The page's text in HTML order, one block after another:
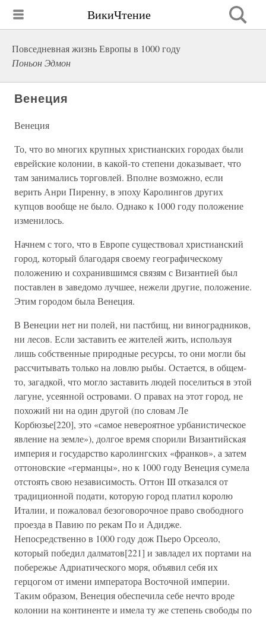
ВикиЧтение
Повседневная жизнь Европы в 1000 году
Поньон Эдмон
Венеция
Венеция
То, что во многих крупных христианских городах были
еврейские колонии, в какой-то степени доказывает, что
там занимались торговлей. Вполне возможно, если
верить Анри Пиренну, в эпоху Каролингов других
купцов вообще не было. Однако к 1000 году положение
изменилось.
Начнем с того, что в Европе существовал христианский
город, который благодаря своему географическому
положению и сохранившимся связям с Византией был
поставлен в заведомо лучшее, нежели другие, положение.
Этим городом была Венеция.
В Венеции нет ни полей, ни пастбищ, ни виноградников,
ни лесов. Если заставить ее жителей жить, используя
лишь собственные природные ресурсы, то они могли бы
рассчитывать только на ловлю рыбы. Остается, в общем-
то, загадкой, что могло заставить людей поселиться в этой
лагуне, усеянной островами. О правах на этот город, не
похожий ни на один другой (по словам Ле
Корбюзье[220], это «самое невероятное урбанистическое
явление на земле»), долгое время спорили Византийская
империя и государство каролингских «франков», а затем
оттоновские «германцы», но к 1000 году Венеция сумела
отстоять свою независимость. Оттон III отказался от
традиционной подати, которую город платил королю
Италии, и пожаловал безоговорочное право свободного
проезда в Павию по рекам По и Адидже.
Непосредственно в 1000 году дож Пьеро Орсеоло,
который победил далматов[221] и завладел их портами на
побережье Адриатического моря, объявил себя их
герцогом от имени императора Восточной империи.
Таким образом, Венеция обеспечила себе нечто вроде
колонии на континенте и имела ту же степень свободы по